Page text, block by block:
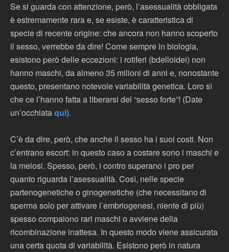
Se si guarda con attenzione, però, l’asessualità obbligata
è estremamente rara e, se esiste, è caratteristica di
specie di recente origine: che ancora non hanno scoperto
il sesso, verrebbe da dire! Come sempre in biologia,
esistono però delle eccezioni: i rotiferi (bdelloidei) non
hanno maschi, da almeno 35 milioni di anni e, nonostante
questo, presentano notevole variabilità genetica. Loro sì
che ce l’hanno fatta a liberarsi del “sesso forte”! (Date
un’occhiataqui).
C’è da dire, però, che anche il sesso ha i suoi costi. Non
c’entrano escort: in questo caso a costare sono i maschi e
la meiosi. Spesso, però, i contro superano i pro per
quanto riguarda l’asessualità. Così, nelle specie
partenogenetiche o ginogenetiche (che necessitano di
sperma solo per attivare l’embriogenesi, niente di più)
spesso compaiono rari maschi o avviene della
ricombinazione inattesa. In questo modo viene assicurata
una certa quota di variabilità. Esistono però in natura